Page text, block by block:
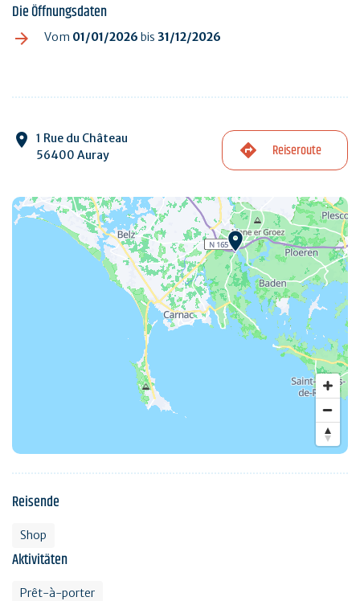
Die Öffnungsdaten
Vom 01/01/2026 bis 31/12/2026
1 Rue du Château
56400 Auray
Reiseroute
Reisende
Shop
Aktivitäten
Prêt-à-porter